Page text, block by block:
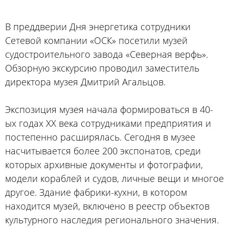
В преддверии Дня энергетика сотрудники
Сетевой компании «ОСК» посетили музей
судостроительного завода «Северная верфь».
Обзорную экскурсию проводил заместитель
директора музея Дмитрий Агальцов.
Экспозиция музея начала формироваться в 40-
ых годах ХХ века сотрудниками предприятия и
постепенно расширялась. Сегодня в музее
насчитывается более 200 экспонатов, среди
которых архивные документы и фотографии,
модели кораблей и судов, личные вещи и многое
другое. Здание фабрики-кухни, в котором
находится музей, включено в реестр объектов
культурного наследия регионального значения.